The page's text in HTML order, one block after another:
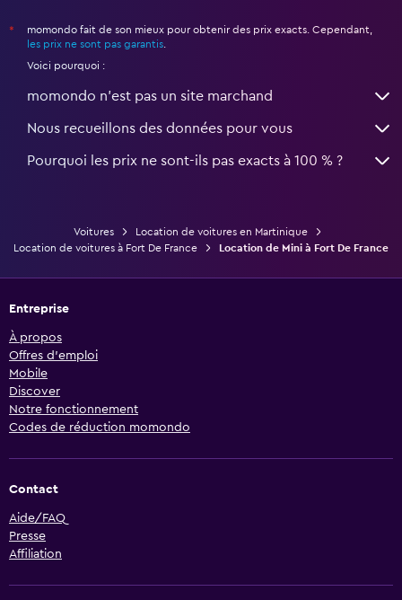
*
momondo fait de son mieux pour obtenir des prix exacts. Cependant,
les prix ne sont pas garantis.
Voici pourquoi :
momondo n'est pas un site marchand
Nous recueillons des données pour vous
Pourquoi les prix ne sont-ils pas exacts à 100 % ?
Voitures
Location de voitures en Martinique
Location de voitures à Fort De France
Location de Mini à Fort De France
Entreprise
À propos
Offres d’emploi
Mobile
Discover
Notre fonctionnement
Codes de réduction momondo
Contact
Aide/FAQ
Presse
Affiliation